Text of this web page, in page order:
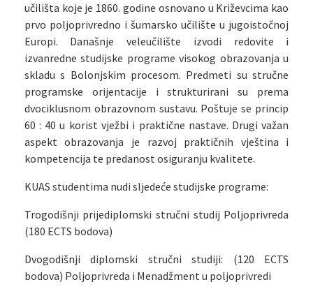
učilišta koje je 1860. godine osnovano u Križevcima kao
prvo poljoprivredno i šumarsko učilište u jugoistočnoj
Europi. Današnje veleučilište izvodi redovite i
izvanredne studijske programe visokog obrazovanja u
skladu s Bolonjskim procesom. Predmeti su stručne
programske orijentacije i strukturirani su prema
dvociklusnom obrazovnom sustavu. Poštuje se princip
60 : 40 u korist vježbi i praktične nastave. Drugi važan
aspekt obrazovanja je razvoj praktičnih vještina i
kompetencija te predanost osiguranju kvalitete.
KUAS studentima nudi sljedeće studijske programe:
Trogodišnji prijediplomski stručni studij Poljoprivreda
(180 ECTS bodova)
Dvogodišnji diplomski stručni studiji: (120 ECTS
bodova) Poljoprivreda i Menadžment u poljoprivredi